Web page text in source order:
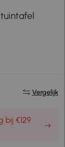
Vergelijk
bij €129